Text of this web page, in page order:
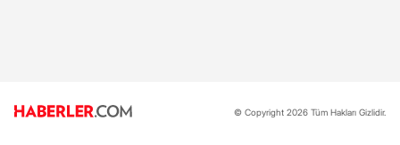
© Copyright 2026 Tüm Hakları Gizlidir.